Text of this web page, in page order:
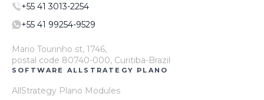
+55 41 3013-2254
+55 41 99254-9529
Mario Tourinho st, 1746,
postal code 80740-000, Curitiba-Brazil
SOFTWARE ALLSTRATEGY PLANO
AllStrategy Plano Modules